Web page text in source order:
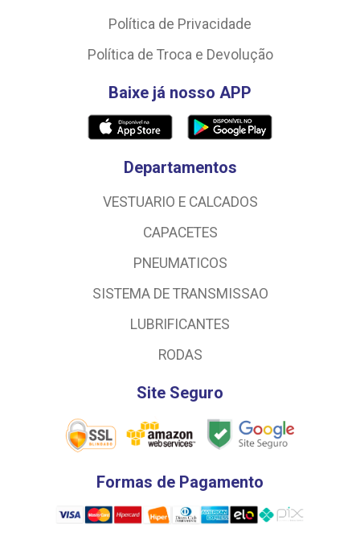
Política de Privacidade
Política de Troca e Devolução
Baixe já nosso APP
Departamentos
VESTUARIO E CALCADOS
CAPACETES
PNEUMATICOS
SISTEMA DE TRANSMISSAO
LUBRIFICANTES
RODAS
Site Seguro
Formas de Pagamento